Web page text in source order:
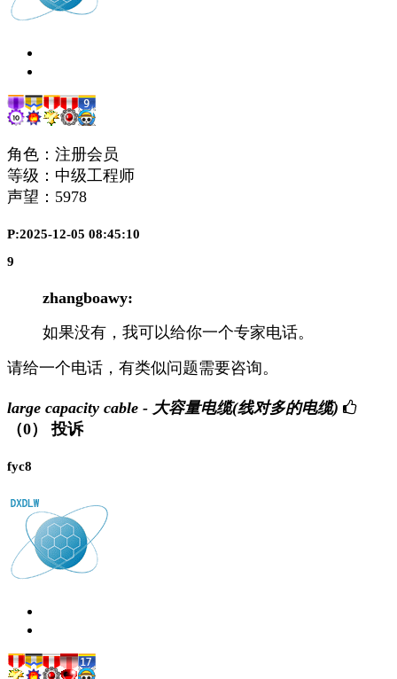
角色：注册会员
等级：中级工程师
声望： 5978
P:2025-12-05 08:45:10
9
zhangboawy:
如果没有，我可以给你一个专家电话。
请给一个电话，有类似问题需要咨询。
large capacity cable - 大容量电缆(线对多的电缆)
（0）
投诉
fyc8